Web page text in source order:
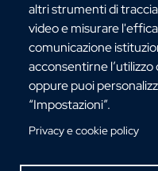
altri strumenti di
video e misurare
comunicazione
acconsentirne
oppure puoi
“Impostazioni”.
Privacy e cookie policy
Via dell'Università, 25 -
C.F. 80006510806
URP:urp@unirc.it
PEC: